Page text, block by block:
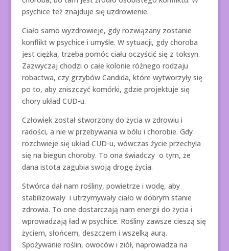
psychice też znajduje się uzdrowienie.
Ciało samo wyzdrowieje, gdy rozwiązany zostanie
konflikt w psychice i umyśle. W sytuacji, gdy choroba
jest ciężka, trzeba pomóc ciału oczyścić się z toksyn.
Zazwyczaj chodzi o całe kolonie różnego rodzaju
robactwa, czy grzybów Candida, które wytworzyły się
po to, aby zniszczyć komórki, gdzie projektuje się
chory układ CUD-u.
Człowiek został stworzony do życia w zdrowiu i
radości, a nie w przebywania w bólu i chorobie. Gdy
rozchwieje się układ CUD-u, wówczas życie przechyla
się na biegun choroby. To ona świadczy o tym, że
dana istota zagubia swoją drogę życia.
Stwórca dał nam rośliny, powietrze i wodę, aby
stabilizowały i utrzymywały ciało w dobrym stanie
zdrowia. To one dostarczają nam energii do życia i
wprowadzają ład w psychice. Rośliny zawsze cieszą się
życiem, słońcem, deszczem i wszelką aurą.
Spożywanie roślin, owoców i ziół, naprowadza na